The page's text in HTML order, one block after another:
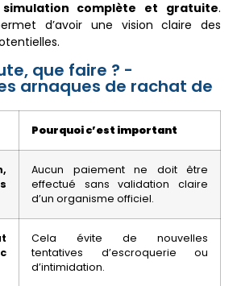
simulation complète et gratuite.
d’avoir une vision claire des
que faire ? -
arnaques de rachat de
Pourquoi c’est important
Aucun paiement ne doit être
effectué sans validation claire
d’un organisme officiel.
Cela évite de nouvelles
tentatives d’escroquerie ou
d’intimidation.